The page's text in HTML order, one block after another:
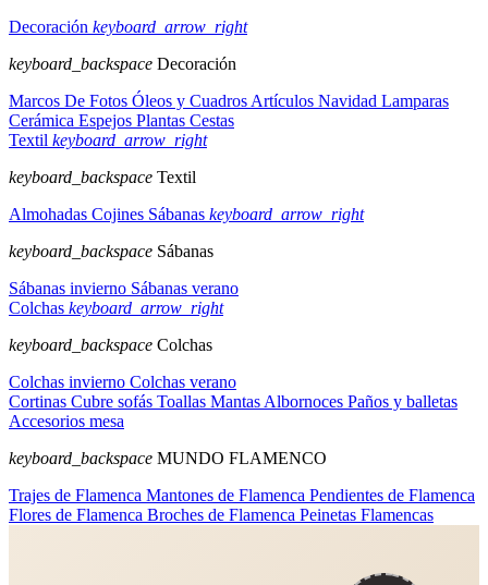
Decoración keyboard_arrow_right
keyboard_backspace Decoración
Marcos De Fotos Óleos y Cuadros Artículos Navidad Lamparas
Cerámica Espejos Plantas Cestas
Textil keyboard_arrow_right
keyboard_backspace Textil
Almohadas Cojines Sábanas keyboard_arrow_right
keyboard_backspace Sábanas
Sábanas invierno Sábanas verano
Colchas keyboard_arrow_right
keyboard_backspace Colchas
Colchas invierno Colchas verano
Cortinas Cubre sofás Toallas Mantas Albornoces Paños y balletas
Accesorios mesa
keyboard_backspace MUNDO FLAMENCO
Trajes de Flamenca Mantones de Flamenca Pendientes de Flamenca
Flores de Flamenca Broches de Flamenca Peinetas Flamencas